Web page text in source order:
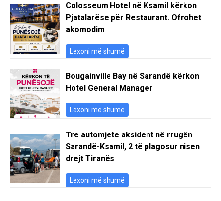
Colosseum Hotel në Ksamil kërkon
Pjatalarëse për Restaurant. Ofrohet
akomodim
Lexoni më shumë
Bougainville Bay në Sarandë kërkon
Hotel General Manager
Lexoni më shumë
Tre automjete aksident në rrugën
Sarandë-Ksamil, 2 të plagosur nisen
drejt Tiranës
Lexoni më shumë